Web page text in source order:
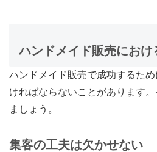
ハンドメイド販売におけ
ハンドメイド販売で成功するた
ければならないことがあります
ましょう。
集客の工夫は欠かせない